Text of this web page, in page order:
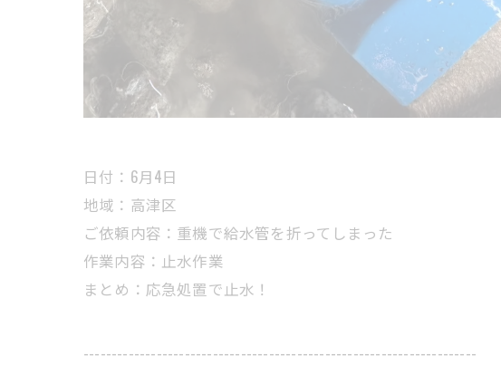
日付：6月4日
地域：高津区
ご依頼内容：重機で給水管を折ってしまった
作業内容：止水作業
まとめ：応急処置で止水！
----------------------------------------------------------------------